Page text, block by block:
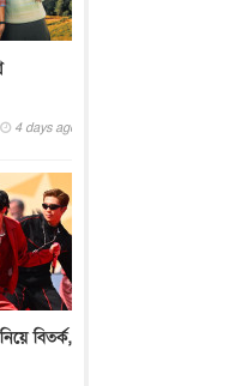
4 days ago
বিতর্ক,